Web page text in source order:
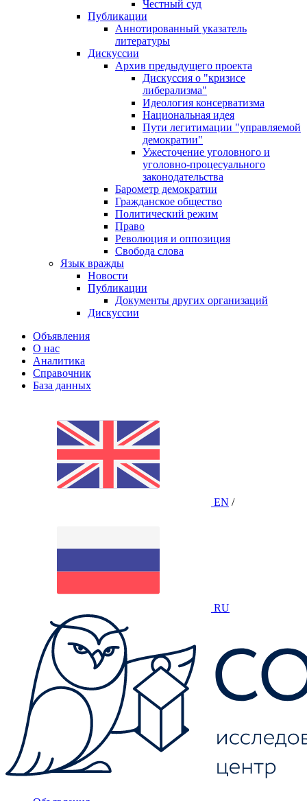
Честный суд
Публикации
Аннотированный указатель
литературы
Дискуссии
Архив предыдущего проекта
Дискуссия о "кризисе
либерализма"
Идеология консерватизма
Национальная идея
Пути легитимации "управляемой
демократии"
Ужесточение уголовного и
уголовно-процесуального
законодательства
Барометр демократии
Гражданское общество
Политический режим
Право
Революция и оппозиция
Свобода слова
Язык вражды
Новости
Публикации
Документы других организаций
Дискуссии
Объявления
О нас
Аналитика
Справочник
База данных
EN /
RU